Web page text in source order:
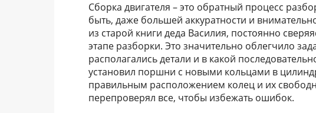
Сборка двигателя – это обратный процесс
быть, даже большей аккуратности и
из старой книги деда Василия, постоянно
этапе разборки. Это значительно облегчило
располагались детали и в какой
установил поршни с новыми кольцами в
правильным расположением колец и их
перепроверял все, чтобы избежать ошибок.